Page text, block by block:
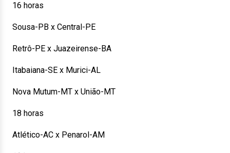
16 horas
Sousa-PB x Central-PE
Retrô-PE x Juazeirense-BA
Itabaiana-SE x Murici-AL
Nova Mutum-MT x União-MT
18 horas
Atlético-AC x Penarol-AM